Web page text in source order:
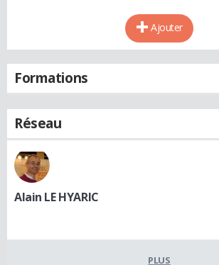
Ajouter
Formations
Réseau
Alain LE HYARIC
PLUS